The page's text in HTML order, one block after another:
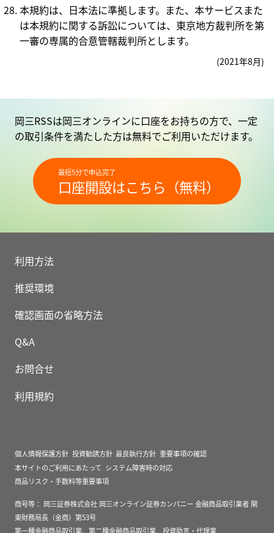
本規約は、日本法に準拠します。また、本サービスまた
は本規約に関する訴訟については、東京地方裁判所を第
一審の専属的合意管轄裁判所とします。
(2021年8月)
岡三RSSは岡三オンラインに口座をお持ちの方で、一定
の取引条件を満たした方は無料でご利用いただけます。
最短5分で申込完了
口座開設はこちら（無料）
利用方法
推奨環境
確認画面の省略方法
Q&A
お問合せ
利用規約
個人情報保護方針 投資勧誘方針 最良執行方針 重要事項の確認
本サイトのご利用にあたって システム障害時の対応
商品リスク・手数料等重要事項
商号等： 岡三証券株式会社 岡三オンライン証券カンパニー 金融商品取引業者 関
東財務局長（金商）第53号
第一種金融商品取引業、第二種金融商品取引業、投資助言・代理業